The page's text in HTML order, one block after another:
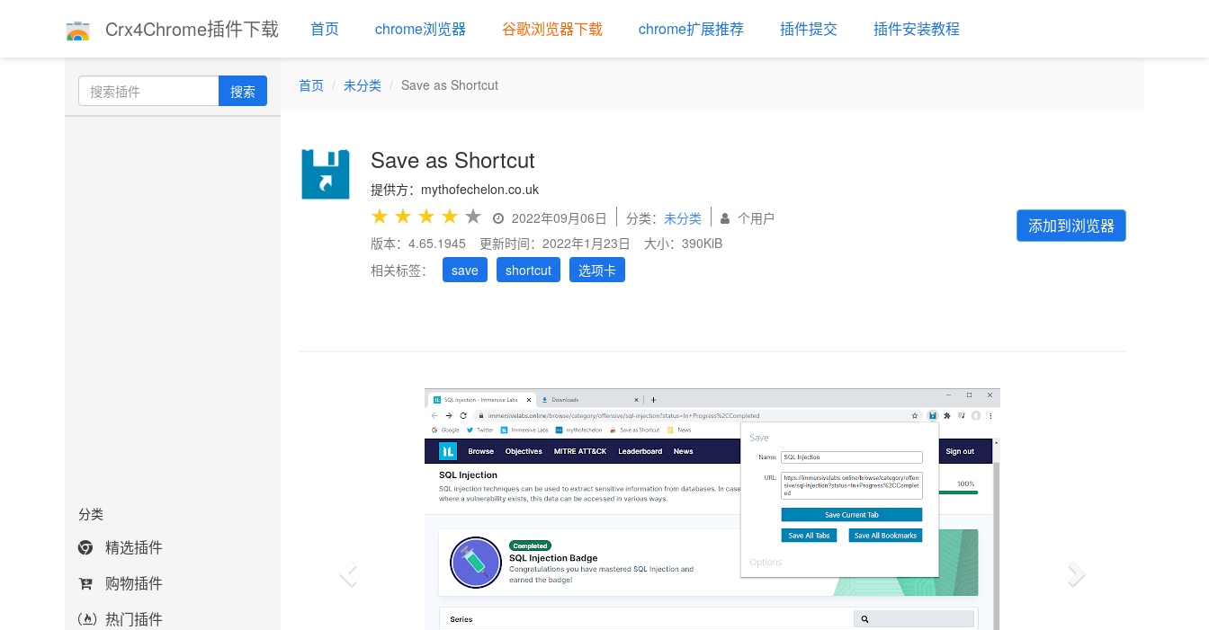
Crx4Chrome插件下载 首页 chrome浏览器 谷歌浏览器下载 chrome扩展推荐 插件提交 插件安装教程
搜索
分类
精选插件
购物插件
热门插件
首页 未分类 Save as Shortcut
Save as Shortcut
提供方：mythofechelon.co.uk
★ ★ ★ ★ ★ 2022年09月06日 分类： 未分类
个用户
版本：4.65.1945
更新时间：2022年1月23日
大小：390KiB
相关标签：
save shortcut 选项卡
添加到浏览器